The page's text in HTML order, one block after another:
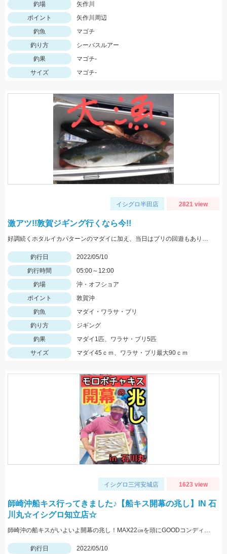
釣場
矢作川
ポイント
矢作川周辺
釣魚
マゴチ
釣り方
シーバスルアー
釣果
マゴチ-
サイズ
マゴチ-
イシグロ半田店 2821 view
激アツ!!敦賀ジギング行くなら今!!
好調続くホタルイカパターンのマダイに加え、当日はブリの回遊もあり大爆釣!! 迷ってる場合じゃないですよ(笑) 行くなら今しかない!!
釣行日
2022/05/10
釣行時間
05:00～12:00
釣場
沖・オフショア
ポイント
敦賀沖
釣魚
マダイ・ワラサ・ブリ
釣り方
ジギング
釣果
マダイ1匹、ワラサ・ブリ5匹
サイズ
マダイ45ｃｍ、ワラサ・ブリ最大90ｃｍ
イシグロ三河安城店 1623 view
師崎沖船キス行ってきました♪【船キス開幕の兆し】IN 石
川丸☆イシグロ知立店☆
師崎沖の船キスがいよいよ開幕の兆し！MAX22㎝を頭にGOODコンディションのシロギスが釣れ始めました♪
釣行日
2022/05/10